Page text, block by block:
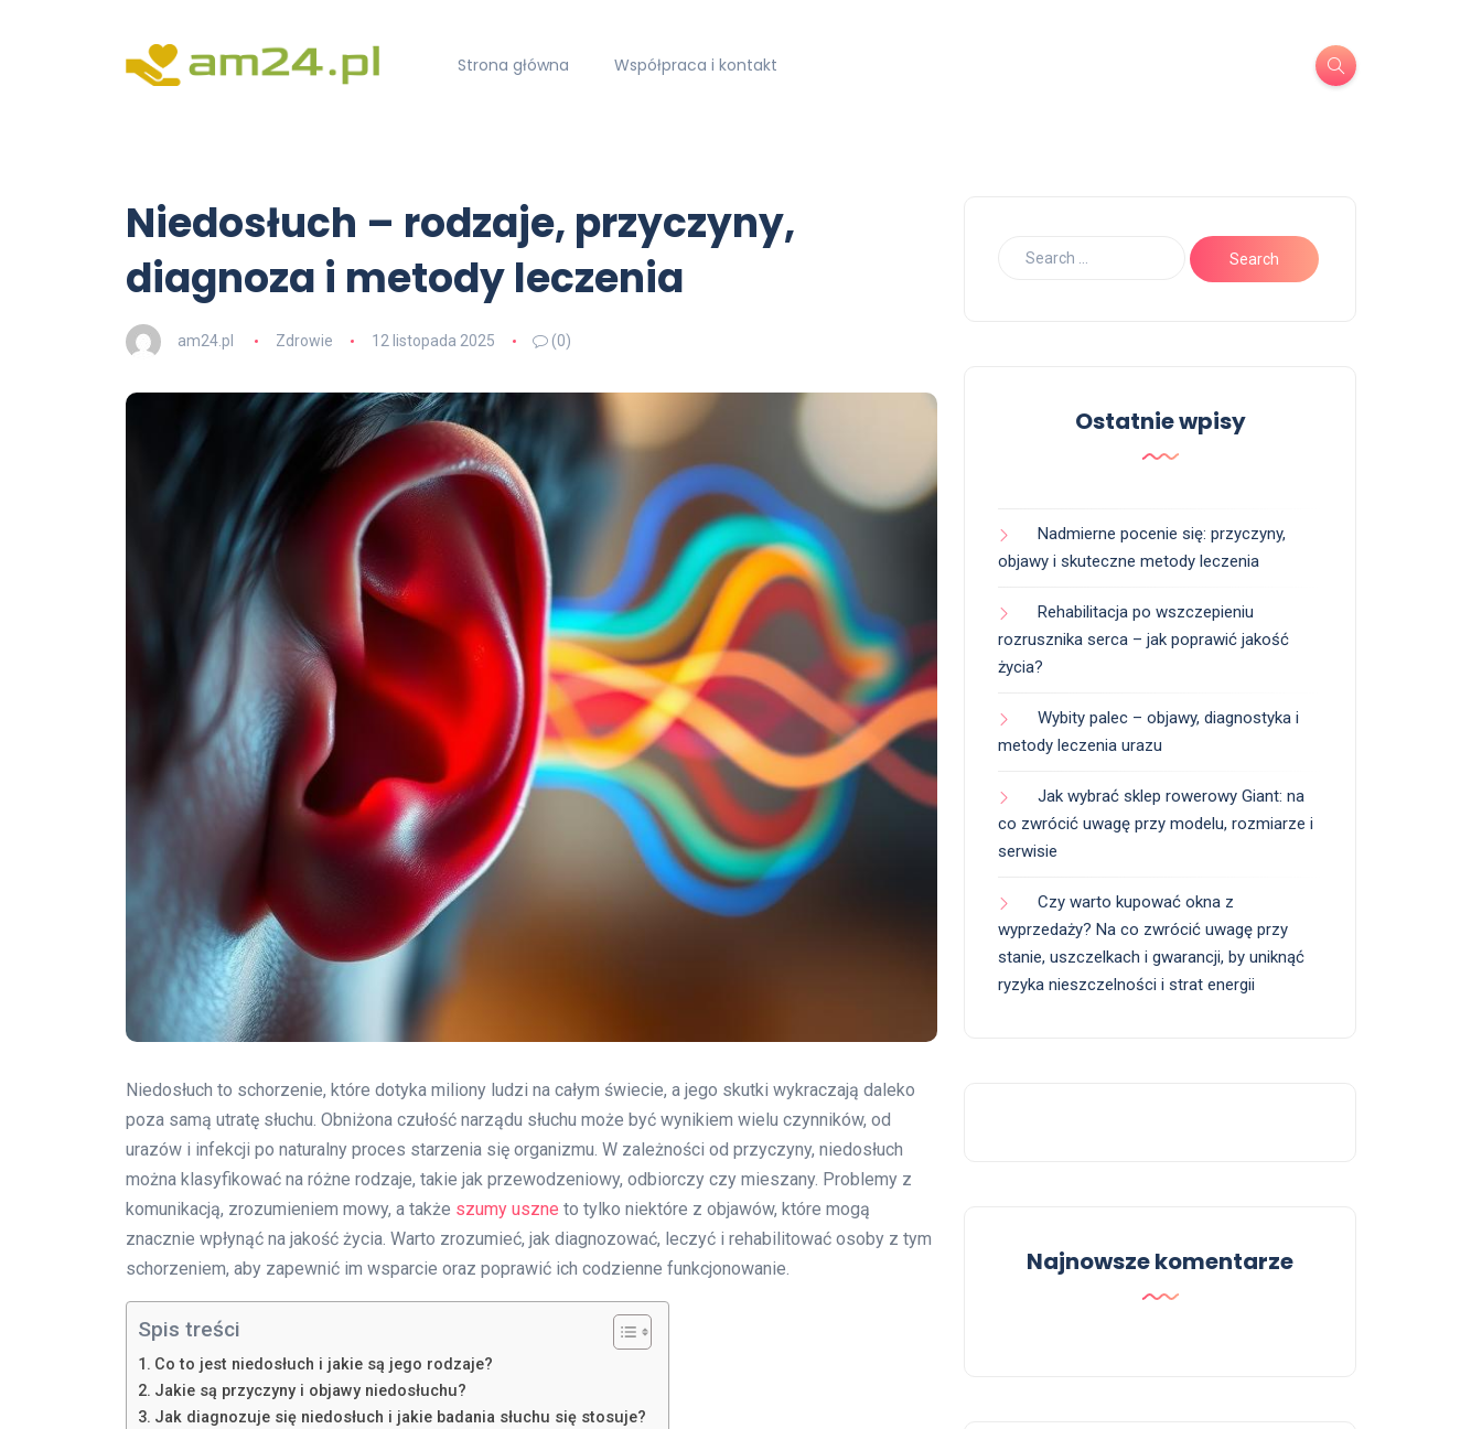
Strona główna Współpraca i kontakt
Niedosłuch – rodzaje, przyczyny,
diagnoza i metody leczenia
am24.pl Zdrowie 12 listopada 2025 (0)
Niedosłuch to schorzenie, które dotyka miliony ludzi na całym świecie, a jego skutki wykraczają daleko
poza samą utratę słuchu. Obniżona czułość narządu słuchu może być wynikiem wielu czynników, od
urazów i infekcji po naturalny proces starzenia się organizmu. W zależności od przyczyny, niedosłuch
można klasyfikować na różne rodzaje, takie jak przewodzeniowy, odbiorczy czy mieszany. Problemy z
komunikacją, zrozumieniem mowy, a także szumy uszne to tylko niektóre z objawów, które mogą
znacznie wpłynąć na jakość życia. Warto zrozumieć, jak diagnozować, leczyć i rehabilitować osoby z tym
schorzeniem, aby zapewnić im wsparcie oraz poprawić ich codzienne funkcjonowanie.
Spis treści
Co to jest niedosłuch i jakie są jego rodzaje?
Jakie są przyczyny i objawy niedosłuchu?
Jak diagnozuje się niedosłuch i jakie badania słuchu się stosuje?
Ostatnie wpisy
Nadmierne pocenie się: przyczyny,
objawy i skuteczne metody leczenia
Rehabilitacja po wszczepieniu
rozrusznika serca – jak poprawić jakość
życia?
Wybity palec – objawy, diagnostyka i
metody leczenia urazu
Jak wybrać sklep rowerowy Giant: na
co zwrócić uwagę przy modelu, rozmiarze i
serwisie
Czy warto kupować okna z
wyprzedaży? Na co zwrócić uwagę przy
stanie, uszczelkach i gwarancji, by uniknąć
ryzyka nieszczelności i strat energii
Najnowsze komentarze